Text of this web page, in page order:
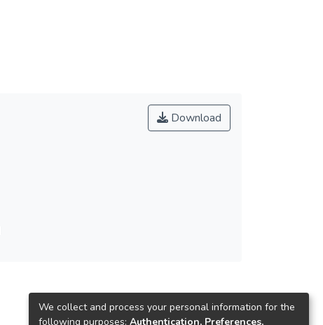
Download
We collect and process your personal information for the
following purposes: Authentication, Preferences,